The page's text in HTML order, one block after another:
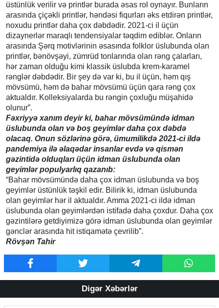
üstünlük verilir və printlər burada əsas rol oynayır. Bunların
arasında çiçəkli printlər, həndəsi fiqurları əks etdirən printlər,
noxudu printlər daha çox dəbdədir. 2021-ci il üçün
dizaynerlər maraqlı tendensiyalar təqdim ediblər. Onların
arasında Şərq motivlərinin əsasında folklor üslubunda olan
printlər, bənövşəyi, zümrüd tonlarında olan rəng çalarları,
hər zaman olduğu kimi klassik üslubda krem-karamel
rənglər dəbdədir. Bir şey də var ki, bu il üçün, həm qış
mövsümü, həm də bahar mövsümü üçün qara rəng çox
aktualdır. Kolleksiyalarda bu rəngin çoxluğu müşahidə
olunur”.
Fəxriyyə xanım deyir ki, bahar mövsümündə idman
üslubunda olan və boş geyimlər daha çox dəbdə
olacaq. Onun sözlərinə görə, ümumilikdə 2021-ci ildə
pandemiya ilə əlaqədar insanlar evdə və qismən
gəzintidə olduqları üçün idman üslubunda olan
geyimlər populyarlıq qazanıb:
“Bahar mövsümündə daha çox idman üslubunda və boş
geyimlər üstünlük təşkil edir. Bilirik ki, idman üslubunda
olan geyimlər hər il aktualdır. Amma 2021-ci ildə idman
üslubunda olan geyimlərdən istifadə daha çoxdur. Daha çox
gəzintilərə getdiyimizə görə idman üslubunda olan geyimlər
gənclər arasında hit istiqamətə çevrilib”.
Rövşən Tahir
Digər Xəbərlər